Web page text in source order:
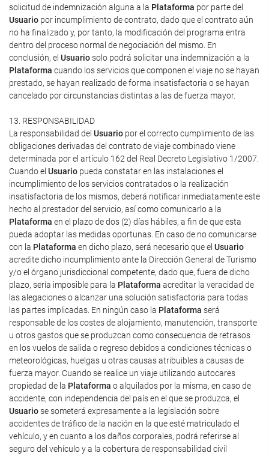
solicitud de indemnización alguna a la Plataforma por parte del
Usuario por incumplimiento de contrato, dado que el contrato aún
no ha finalizado y, por tanto, la modificación del programa entra
dentro del proceso normal de negociación del mismo. En
conclusión, el Usuariosolo podrá solicitar una indemnización a la
Plataforma cuando los servicios que componen el viaje no se hayan
prestado, se hayan realizado de forma insatisfactoria o se hayan
cancelado por circunstancias distintas a las de fuerza mayor.
13. RESPONSABILIDAD
La responsabilidad del Usuario por el correcto cumplimiento de las
obligaciones derivadas del contrato de viaje combinado viene
determinada por el artículo 162 del Real Decreto Legislativo 1/2007.
Cuando el Usuario pueda constatar en las instalaciones el
incumplimiento de los servicios contratados o la realización
insatisfactoria de los mismos, deberá notificar inmediatamente este
hecho al prestador del servicio, así como comunicarlo a la
Plataforma en el plazo de dos (2) días hábiles, a fin de que esta
pueda adoptar las medidas oportunas. En caso de no comunicarse
con la Plataforma en dicho plazo, será necesario que el Usuario
acredite dicho incumplimiento ante la Dirección General de Turismo
y/o el órgano jurisdiccional competente, dado que, fuera de dicho
plazo, sería imposible para la Plataforma acreditar la veracidad de
las alegaciones o alcanzar una solución satisfactoria para todas
las partes implicadas. En ningún caso la Plataforma será
responsable de los costes de alojamiento, manutención, transporte
u otros gastos que se produzcan como consecuencia de retrasos
en los vuelos de salida o regreso debidos a condiciones técnicas o
meteorológicas, huelgas u otras causas atribuibles a causas de
fuerza mayor. Cuando se realice un viaje utilizando autocares
propiedad de la Plataforma o alquilados por la misma, en caso de
accidente, con independencia del país en el que se produzca, el
Usuariose someterá expresamente a la legislación sobre
accidentes de tráfico de la nación en la que esté matriculado el
vehículo, y en cuanto a los daños corporales, podrá referirse al
seguro del vehículo y a la cobertura de responsabilidad civil